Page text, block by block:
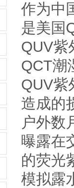
作为中
是美国
QUV紫
QCT潮
QUV紫
造成的
户外数
曝露在
的荧光
模拟露